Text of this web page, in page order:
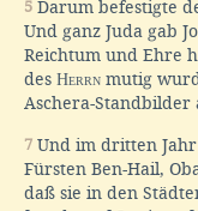
5 Darum befestigte
Und ganz Juda gab
Reichtum und Ehre
des Herrn mutig
Aschera-Standbilder
7 Und im dritten
Fürsten Ben-Hail,
daß sie in den